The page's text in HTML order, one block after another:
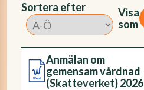
Sortera efter
Visa
som
Anmälan om
gemensam vårdnad
(Skatteverket) 2026